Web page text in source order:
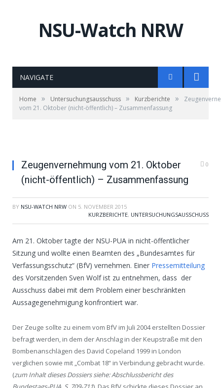
NSU-Watch NRW
NAVIGATE
Home » Untersuchungsausschuss » Kurzberichte »
vom 21. Oktober (nicht-öffentlich) – Zusammenfassung
Zeugenvernehmung vom 21. Oktober
(nicht-öffentlich) – Zusammenfassung
0
BY NSU-WATCH NRW ON 5. NOVEMBER 2015
KURZBERICHTE, UNTERSUCHUNGSAUSSCHUSS
Am 21. Oktober tagte der NSU-PUA in nicht-öffentlicher
Sitzung und wollte einen Beamten des „Bundesamtes für
Verfassungsschutz“ (BfV) vernehmen. Einer Pressemitteilung
des Vorsitzenden Sven Wolf ist zu entnehmen, dass der
Ausschuss dabei mit dem Problem einer beschränkten
Aussagegenehmigung konfrontiert war.
Der Zeuge sollte zu einem vom BfV im Juli 2004 erstellten Dossier
befragt werden, in dem der Anschlag in der Keupstraße mit den
Bombenanschlägen des David Copeland 1999 in London
verglichen sowie mit „Combat 18“ in Verbindung gebracht wurde.
(zum Inhalt dieses Dossiers siehe: Abschlussbericht des